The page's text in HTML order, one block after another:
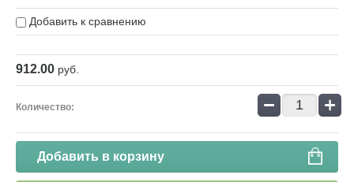
Добавить к сравнению
912.00 руб.
Количество: − +
Добавить в корзину